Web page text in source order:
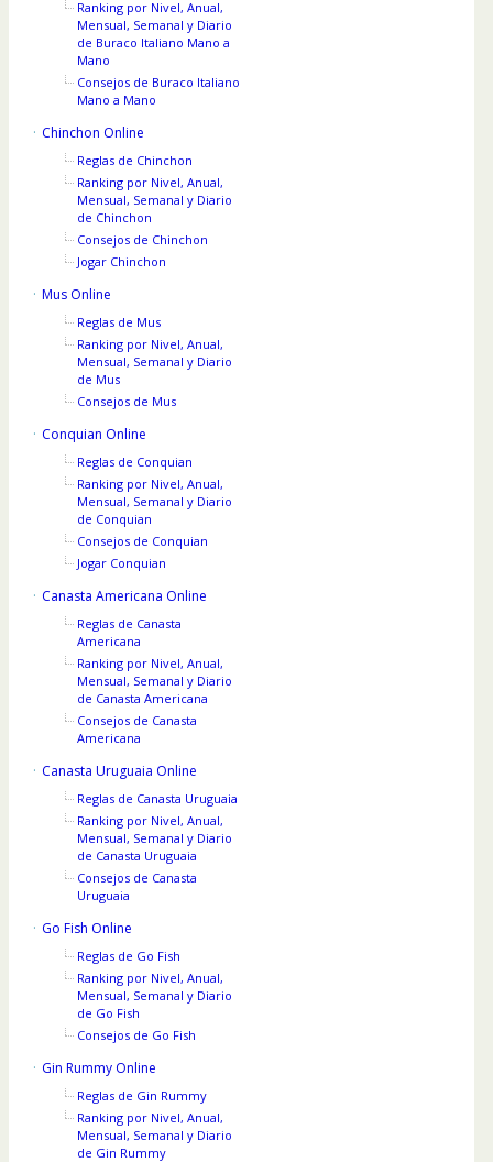
Ranking por Nivel, Anual,
Mensual, Semanal y Diario
de Buraco Italiano Mano a
Mano
Consejos de Buraco Italiano
Mano a Mano
Chinchon Online
Reglas de Chinchon
Ranking por Nivel, Anual,
Mensual, Semanal y Diario
de Chinchon
Consejos de Chinchon
Jogar Chinchon
Mus Online
Reglas de Mus
Ranking por Nivel, Anual,
Mensual, Semanal y Diario
de Mus
Consejos de Mus
Conquian Online
Reglas de Conquian
Ranking por Nivel, Anual,
Mensual, Semanal y Diario
de Conquian
Consejos de Conquian
Jogar Conquian
Canasta Americana Online
Reglas de Canasta
Americana
Ranking por Nivel, Anual,
Mensual, Semanal y Diario
de Canasta Americana
Consejos de Canasta
Americana
Canasta Uruguaia Online
Reglas de Canasta Uruguaia
Ranking por Nivel, Anual,
Mensual, Semanal y Diario
de Canasta Uruguaia
Consejos de Canasta
Uruguaia
Go Fish Online
Reglas de Go Fish
Ranking por Nivel, Anual,
Mensual, Semanal y Diario
de Go Fish
Consejos de Go Fish
Gin Rummy Online
Reglas de Gin Rummy
Ranking por Nivel, Anual,
Mensual, Semanal y Diario
de Gin Rummy